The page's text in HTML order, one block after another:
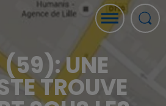
(59): UNE
TROUVE